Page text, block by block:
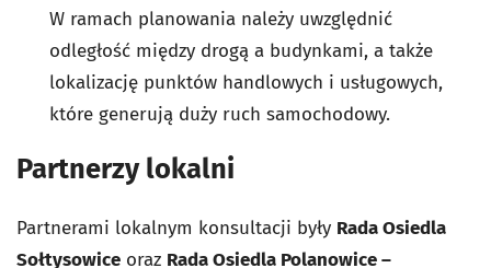
W ramach planowania należy uwzględnić
odległość między drogą a budynkami, a także
lokalizację punktów handlowych i usługowych,
które generują duży ruch samochodowy.
Partnerzy lokalni
Partnerami lokalnym konsultacji były Rada Osiedla
Sołtysowice oraz Rada Osiedla Polanowice –